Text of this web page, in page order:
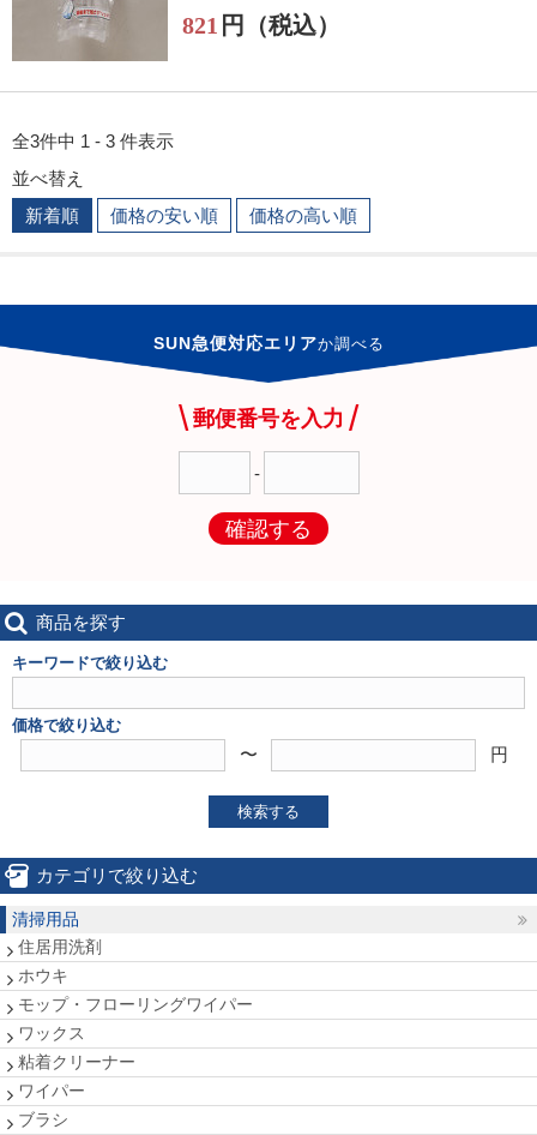
821 円（税込）
全3件中 1 - 3 件表示
並べ替え
新着順
価格の安い順 価格の高い順
SUN急便対応エリアか調べる
郵便番号を入力
-
確認する
商品を探す
キーワードで絞り込む
価格で絞り込む
〜 円
検索する
カテゴリで絞り込む
清掃用品
住居用洗剤
ホウキ
モップ・フローリングワイパー
ワックス
粘着クリーナー
ワイパー
ブラシ